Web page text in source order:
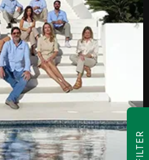
FILTER